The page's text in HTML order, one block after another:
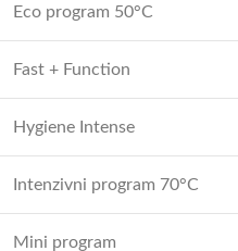
Eco program 50°C
Fast + Function
Hygiene Intense
Intenzivni program 70°C
Mini program